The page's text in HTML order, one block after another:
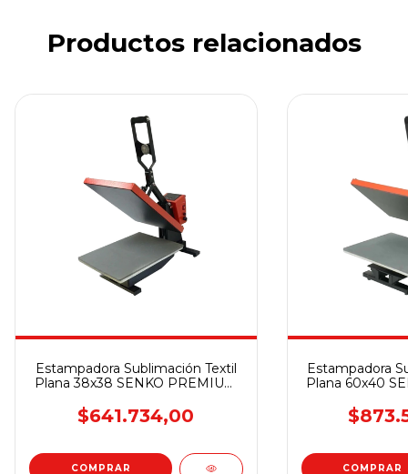
Productos relacionados
Estampadora Sublimación Textil
Plana 38x38 SENKO PREMIUM
$641.734,00
Estampadora
Plana 60x40